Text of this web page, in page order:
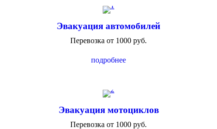
Эвакуация автомобилей
Перевозка от 1000 руб.
подробнее
Эвакуация мотоциклов
Перевозка от 1000 руб.